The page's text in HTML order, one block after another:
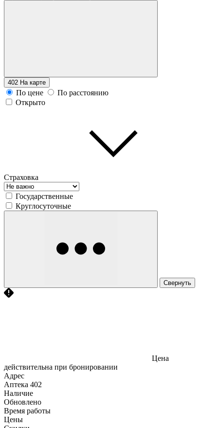
402 На карте
По цене
По расстоянию
Открыто
Страховка
Государственные
Круглосуточные
Свернуть
Цена
действительна при бронировании
Адрес
Аптека 402
Наличие
Обновлено
Время работы
Цены